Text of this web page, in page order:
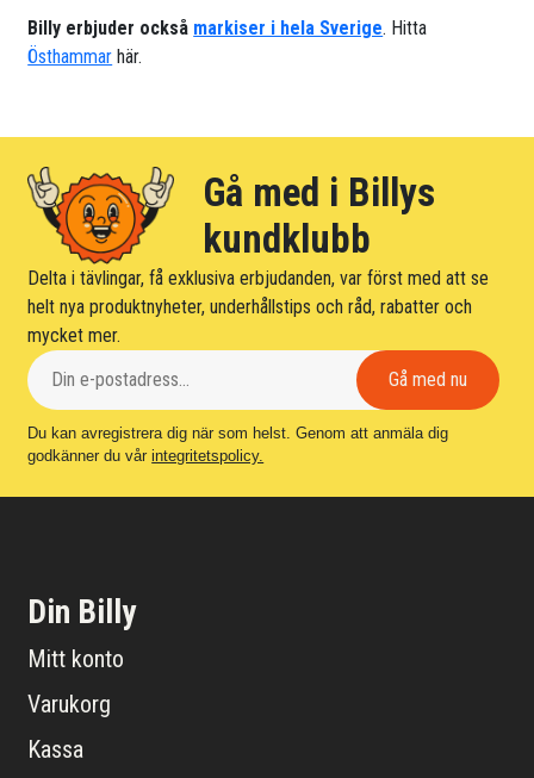
Billy erbjuder också markiser i hela Sverige. Hitta
Östhammar här.
Gå med i Billys
kundklubb
Delta i tävlingar, få exklusiva erbjudanden, var först med att se
helt nya produktnyheter, underhållstips och råd, rabatter och
mycket mer.
Du kan avregistrera dig när som helst. Genom att anmäla dig
godkänner du vårintegritetspolicy.
Din Billy
Mitt konto
Varukorg
Kassa